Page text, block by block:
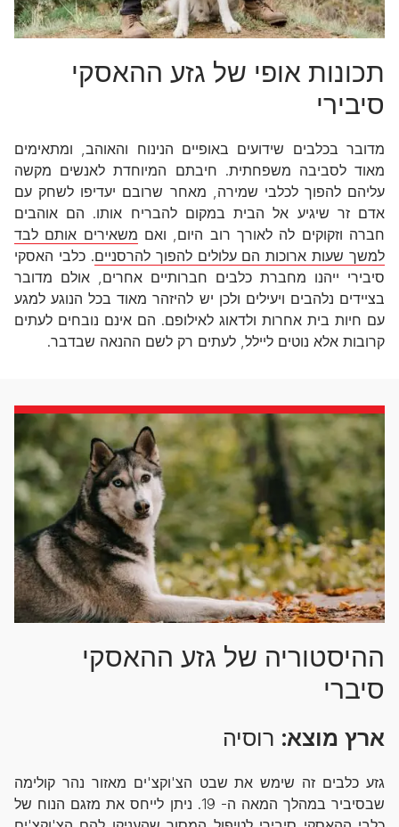
תכונות אופי של גזע ההאסקי
סיבירי
מדובר בכלבים שידועים באופיים הנינוח והאוהב, ומתאימים
מאוד לסביבה משפחתית. חיבתם המיוחדת לאנשים מקשה
עליהם להפוך לכלבי שמירה, מאחר שרובם יעדיפו לשחק עם
אדם זר שיגיע אל הבית במקום להבריח אותו. הם אוהבים
חברה וזקוקים לה לאורך רוב היום, ואם משאירים אותם לבד
למשך שעות ארוכות הם עלולים להפוך להרסניים. כלבי האסקי
סיבירי ייהנו מחברת כלבים חברותיים אחרים, אולם מדובר
בציידים נלהבים ויעילים ולכן יש להיזהר מאוד בכל הנוגע למגע
עם חיות בית אחרות ולדאוג לאילופם. הם אינם נובחים לעתים
קרובות אלא נוטים ליילל, לעתים רק לשם ההנאה שבדבר.
ההיסטוריה של גזע ההאסקי
סיברי
ארץ מוצא: רוסיה
גזע כלבים זה שימש את שבט הצ'וקצ'ים מאזור נהר קולימה
שבסיביר במהלך המאה ה- 19. ניתן לייחס את מזגם הנוח של